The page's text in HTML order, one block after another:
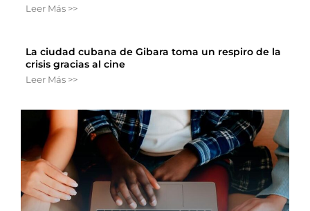
Leer Más >>
La ciudad cubana de Gibara toma un respiro de la
crisis gracias al cine
Leer Más >>